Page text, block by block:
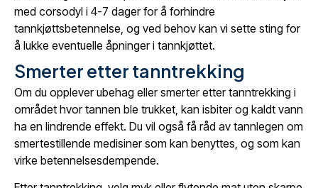
med corsodyl i 4-7 dager for å forhindre
tannkjøttsbetennelse, og ved behov kan vi sette sting for
å lukke eventuelle åpninger i tannkjøttet.
Smerter etter tanntrekking
Om du opplever ubehag eller smerter etter tanntrekking i
området hvor tannen ble trukket, kan isbiter og kaldt vann
ha en lindrende effekt. Du vil også få råd av tannlegen om
smertestillende medisiner som kan benyttes, og som kan
virke betennelsesdempende.